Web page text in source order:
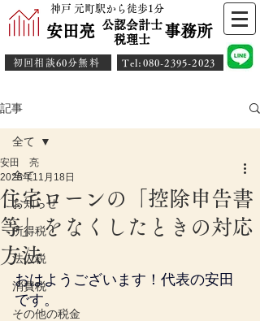
神戸 元町駅から徒歩1分
安田亮 事務所
公認会計士
​税理士
初回相談60分無料 ​Tel:080-2395-2023
記事
全て
お知らせ
所得税
法人税
消費税
その他の税金
全て
住宅ローンの「控除申告書
等」をなくしたときの対応
方法
安田 亮
2025年11月18日
おはようございます！代表の安田
です。